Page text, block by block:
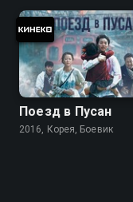
Поезд в Пусан
2016, Корея, Боевик